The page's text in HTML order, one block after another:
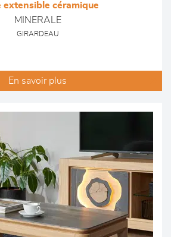
extensible céramique
MINERALE
GIRARDEAU
En savoir plus